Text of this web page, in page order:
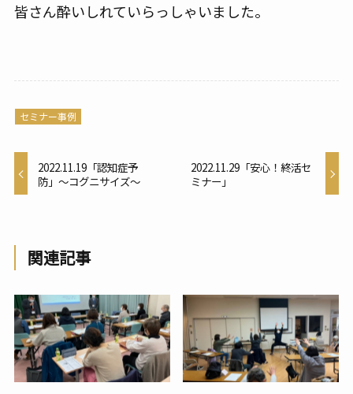
皆さん酔いしれていらっしゃいました。
セミナー事例
2022.11.19「認知症予
防」〜コグニサイズ〜
2022.11.29「安心！終活セ
ミナー」
関連記事